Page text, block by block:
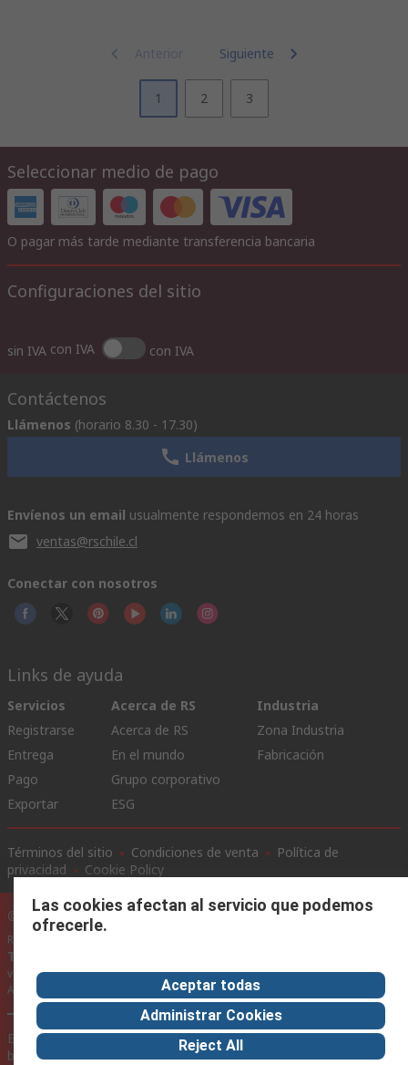
Anterior Siguiente
1 2 3
Seleccionar medio de pago
O pagar más tarde mediante transferencia bancaria
Configuraciones del sitio
sin IVA con IVA con IVA
Contáctenos
Llámenos (horario 8.30 - 17.30)
Llámenos
Envíenos un email usualmente respondemos en 24 horas
ventas@rschile.cl
Conectar con nosotros
Links de ayuda
Servicios
Registrarse
Entrega
Pago
Exportar
Acerca de RS
Acerca de RS
En el mundo
Grupo corporativo
ESG
Industria
Zona Industria
Fabricación
Términos del sitio Condiciones de venta
Política de
privacidad
Cookie Policy
©RS Group Ltd. 2020
RS Group Ltda.
Teléfonos
ventas@rschile.cl
Ayuda
Este sitio web ha sido desarrollado por Catalogue solutions Ltd
bajo licencia por RS Group Ltd
Las cookies afectan al servicio que podemos
ofrecerle.
Aceptar todas
Administrar Cookies
Reject All